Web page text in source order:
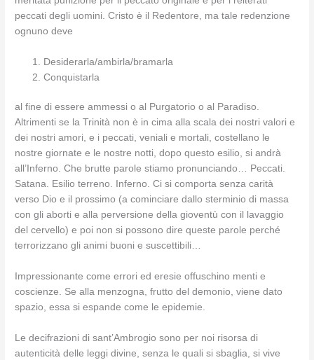
peccati degli uomini. Cristo è il Redentore, ma tale redenzione
ognuno deve
Desiderarla/ambirla/bramarla
Conquistarla
al fine di essere ammessi o al Purgatorio o al Paradiso.
Altrimenti se la Trinità non è in cima alla scala dei nostri valori e
dei nostri amori, e i peccati, veniali e mortali, costellano le
nostre giornate e le nostre notti, dopo questo esilio, si andrà
all’Inferno. Che brutte parole stiamo pronunciando… Peccati.
Satana. Esilio terreno. Inferno. Ci si comporta senza carità
verso Dio e il prossimo (a cominciare dallo sterminio di massa
con gli aborti e alla perversione della gioventù con il lavaggio
del cervello) e poi non si possono dire queste parole perché
terrorizzano gli animi buoni e suscettibili…
Impressionante come errori ed eresie offuschino menti e
coscienze. Se alla menzogna, frutto del demonio, viene dato
spazio, essa si espande come le epidemie.
Le decifrazioni di sant’Ambrogio sono per noi risorsa di
autenticità delle leggi divine, senza le quali si sbaglia, si vive